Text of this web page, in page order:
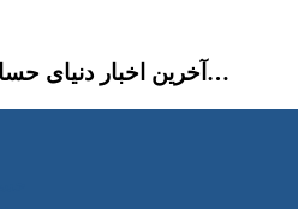
آخرین اخبار دنیای حسابداری را از ما بخواهید…